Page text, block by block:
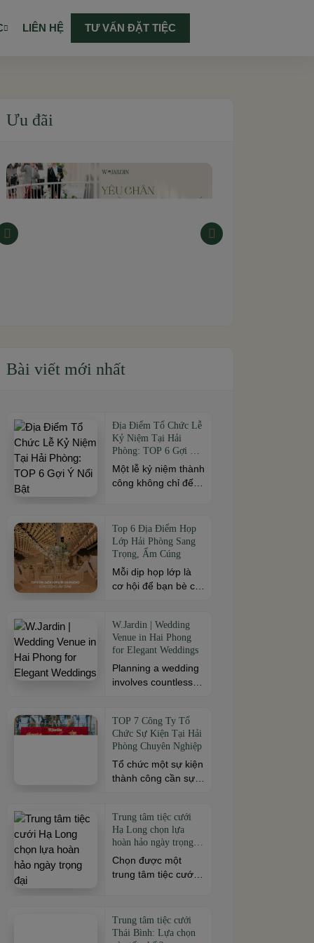
LIÊN HỆ TƯ VẤN ĐẶT TIỆC
Ưu đãi
Bài viết mới nhất
Địa Điểm Tổ Chức Lễ
Kỷ Niệm Tại Hải
Phòng: TOP 6 Gợi Ý
Nổi Bật
Một lễ kỷ niệm thành
công không chỉ đến
vào địa điểm tổ
chức. Nếu bạn đang
tìm kiếm địa điểm tổ
chức lễ kỷ niệm tại
Hải Phòng có không
đáp ứng nhiều quy
mô sự kiện, đừng
[…]
Top 6 Địa Điểm Họp
Lớp Hải Phòng Sang
Trọng, Ấm Cúng
Mỗi dịp họp lớp là
cơ hội để bạn bè cũ
sau nhiều năm xa
cách. Để buổi hội
ngộ thêm trọn vẹn,
việc lựa chọn địa
điểm phù hợp về
điều không thể bỏ
qua. Dưới […]
W.Jardin | Wedding
Venue in Hai Phong
for Elegant Weddings
Planning a wedding
involves countless
venue is one of the
most important. As a
leading wedding
venue Hai Phong,
W.Jardin combines
garden spaces,
premium cuisine
prepared under the
ISO 22000:2018
food safety
dedicated event
support to help
TOP 7 Công Ty Tổ
Chức Sự Kiện Tại Hải
Phòng Chuyên Nghiệp
Tổ chức một sự kiện
thành công cần sự
khả năng triển khai
chuyên nghiệp. Tại
Hải Phòng, nhiều
công ty cung cấp đa
dạng dịch vụ từ tiệc
building và sự kiện
doanh nghiệp. Dưới
Trung tâm tiệc cưới
Hạ Long chọn lựa
hoàn hảo ngày trọng
đại
Chọn được một
trung tâm tiệc cưới
quan trọng đầu tiên
mở ra một ngày
Trung tâm tiệc cưới
Thái Bình: Lựa chọn